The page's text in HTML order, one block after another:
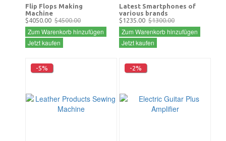
Flip Flops Making
Machine
$4050.00 $4500.00
Zum Warenkorb hinzufügen
Jetzt kaufen
Latest Smartphones of
various brands
$1235.00 $1300.00
Zum Warenkorb hinzufügen
Jetzt kaufen
-5% -2%